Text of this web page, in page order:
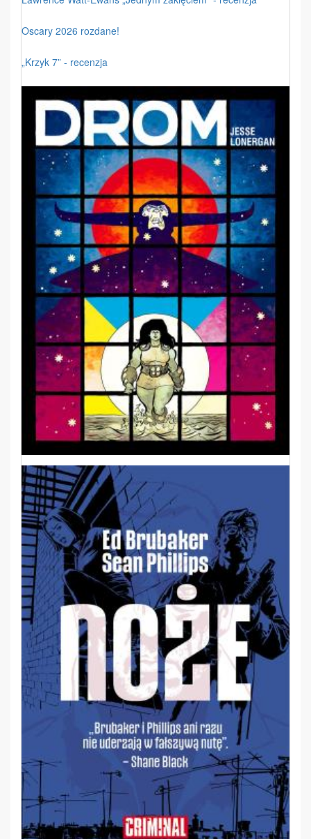
Oscary 2026 rozdane!
„Krzyk 7” - recenzja